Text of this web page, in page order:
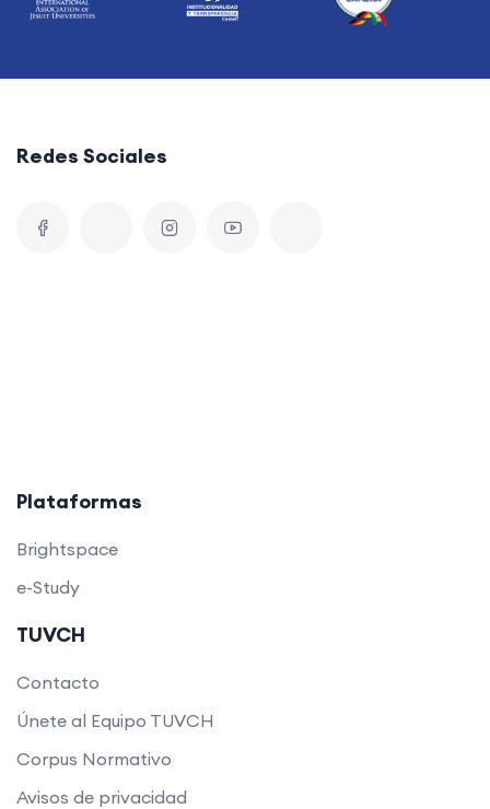
Redes Sociales
Plataformas
Brightspace
e-Study
TUVCH
Contacto
Únete al Equipo TUVCH
Corpus Normativo
Avisos de privacidad